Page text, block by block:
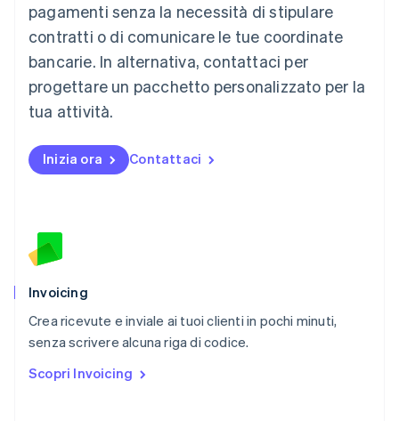
pagamenti senza la necessità di stipulare
contratti o di comunicare le tue coordinate
bancarie. In alternativa, contattaci per
progettare un pacchetto personalizzato per la
tua attività.
Inizia ora Contattaci
Invoicing
Crea ricevute e inviale ai tuoi clienti in pochi minuti,
senza scrivere alcuna riga di codice.
Scopri Invoicing
English简体中文
Malta
English
Messico
Español English
Norvegia
Nuova Zelanda
English
Paesi Bassi
English
Portogallo
RAS di Hong Kong, Cina
English
Regno Unito
English
English